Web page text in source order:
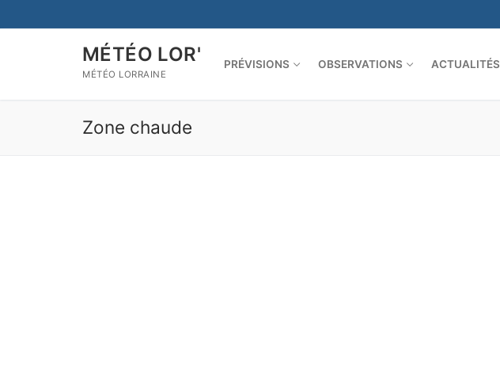
au
MÉTÉO LOR'
MÉTÉO LORRAINE
PRÉVISIONS OBSERVATIONS ACTUALITÉS
Zone chaude